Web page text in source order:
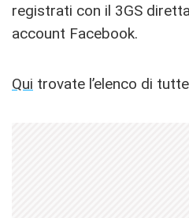
registrati con il 3GS
account Facebook.
Qui trovate l’elenco di